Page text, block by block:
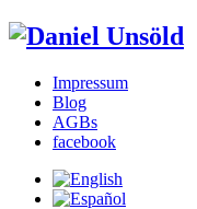
Impressum
Blog
AGBs
facebook